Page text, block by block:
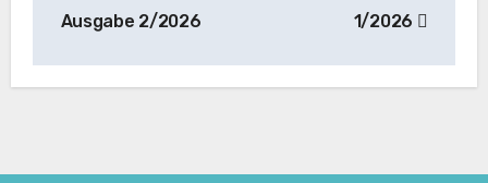
Ausgabe 2/2026
1/2026